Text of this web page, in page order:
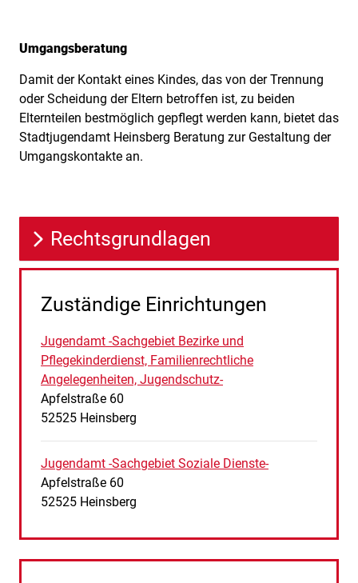
Umgangsberatung
Damit der Kontakt eines Kindes, das von der Trennung
oder Scheidung der Eltern betroffen ist, zu beiden
Elternteilen bestmöglich gepflegt werden kann, bietet das
Stadtjugendamt Heinsberg Beratung zur Gestaltung der
Umgangskontakte an.
Rechtsgrundlagen
Zuständige Einrichtungen
Jugendamt -Sachgebiet Bezirke und
Pflegekinderdienst, Familienrechtliche
Angelegenheiten, Jugendschutz-
Straße:
Apfelstraße Hausnummer:
60
PLZ:
52525 Ort:
Heinsberg
Jugendamt -Sachgebiet Soziale Dienste-
Straße:
Apfelstraße Hausnummer:
60
PLZ:
52525 Ort:
Heinsberg